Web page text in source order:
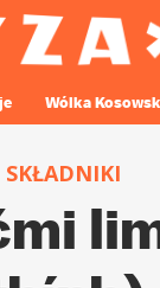
Wólka
SKŁADNIKI